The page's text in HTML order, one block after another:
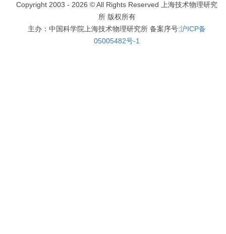
Copyright 2003 - 2026 © All Rights Reserved 上海技术物理研究
所 版权所有
主办：中国科学院上海技术物理研究所 备案序号:沪ICP备
05005482号-1